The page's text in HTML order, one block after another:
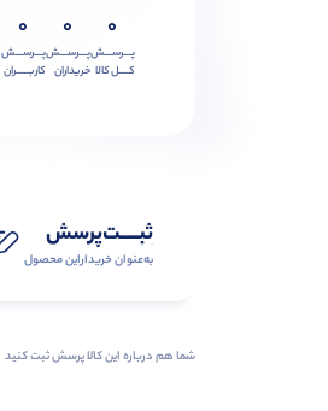
0
پـــرســـش
کــــل کالا
0
پـــرســـش
خریداران
0
پـــرســـش
کاربـــــران
ثبـــــت‌پرسش
به‌عنوان ‌خریدار‌این‌ محصول
شما هم درباره این کالا پرسش ثبت کنید